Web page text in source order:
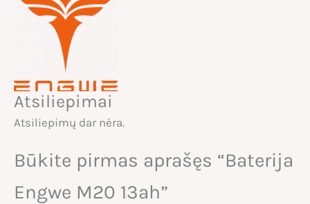
Atsiliepimai
Atsiliepimų dar nėra.
Būkite pirmas aprašęs “Baterija
Engwe M20 13ah”